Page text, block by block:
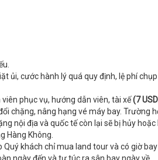
ủi, cước hành lý quá quy định, lệ phí
phục vụ, hướng dẫn viên, tài xế(7
chặng, nâng hạng vé máy bay. Trường
nội địa và quốc tế còn lại sẽ bị hủy
Hàng Không.
khách chỉ mua land tour và có giờ